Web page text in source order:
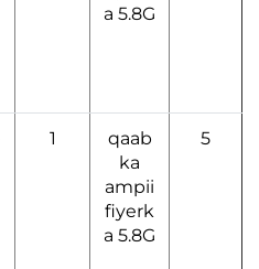
a 5.8G
5
qaab
ka
ampii
fiyerk
a 5.8G
1